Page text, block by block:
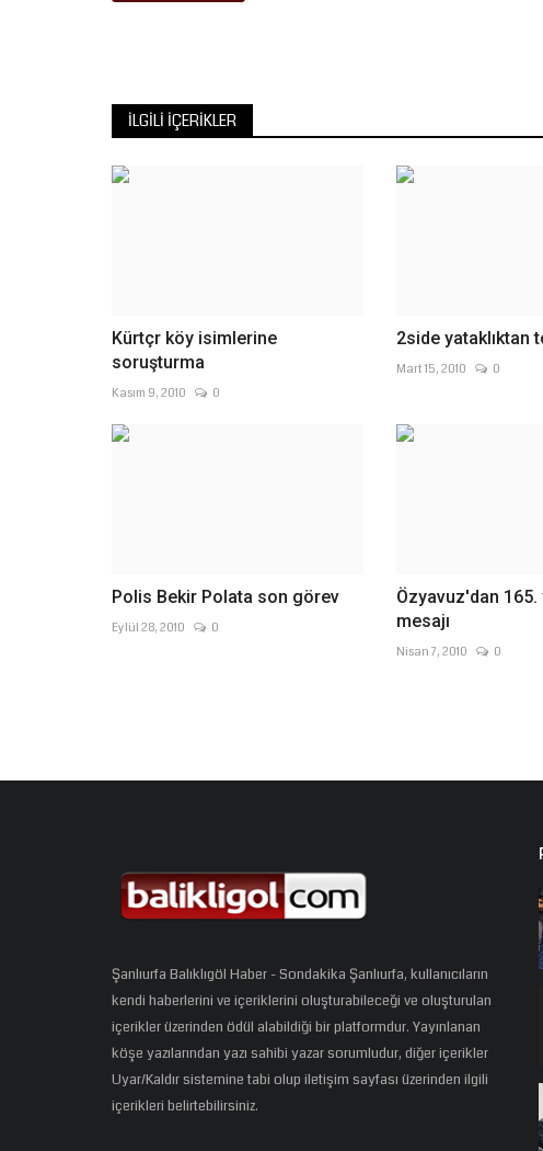
İLGILI İÇERIKLER
Kürtçr köy isimlerine
soruşturma
Kasım 9, 2010 0
2side yataklıktan
Mart 15, 2010 0
Polis Bekir Polata son görev
Eylül 28, 2010 0
Özyavuz'dan 165.
mesajı
Nisan 7, 2010 0
Şanlıurfa Balıklıgöl Haber - Sondakika Şanlıurfa, kullanıcıların
kendi haberlerini ve içeriklerini oluşturabileceği ve oluşturulan
içerikler üzerinden ödül alabildiği bir platformdur. Yayınlanan
köşe yazılarından yazı sahibi yazar sorumludur, diğer içerikler
Uyar/Kaldır sistemine tabi olup iletişim sayfası üzerinden ilgili
içerikleri belirtebilirsiniz.